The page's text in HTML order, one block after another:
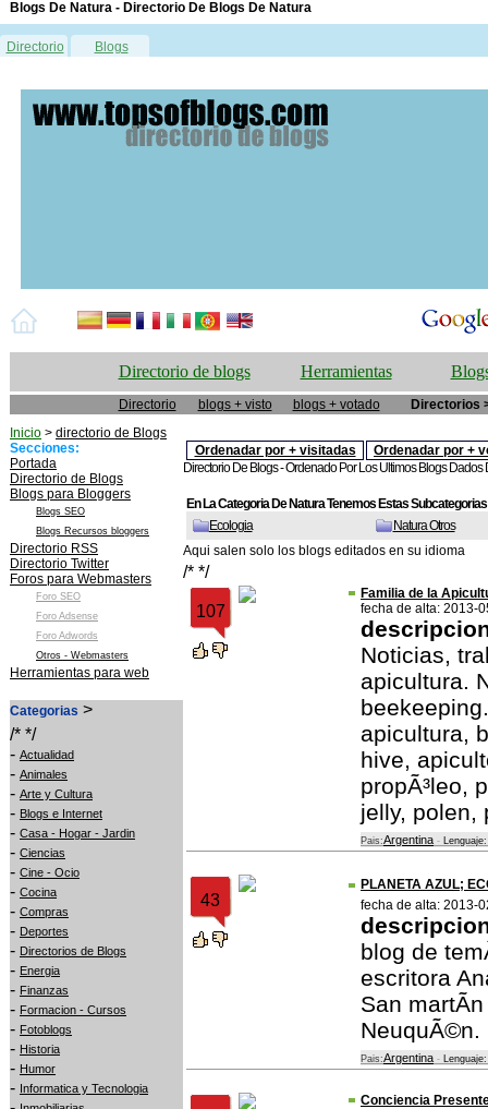
Blogs De Natura - Directorio De Blogs De Natura
Directorio Blogs
Directorio de blogs Herramientas
Directorio blogs + visto blogs + votado
Directorios
Inicio > directorio de Blogs
Secciones:
Portada
Directorio de Blogs
Blogs para Bloggers
Blogs SEO
Blogs Recursos bloggers
Directorio RSS
Directorio Twitter
Foros para Webmasters
Foro SEO
Foro Adsense
Foro Adwords
Otros - Webmasters
Herramientas para web
Categorias >
/* */
- Actualidad
- Animales
- Arte y Cultura
- Blogs e Internet
- Casa - Hogar - Jardin
- Ciencias
- Cine - Ocio
- Cocina
- Compras
- Deportes
- Directorios de Blogs
- Energia
- Finanzas
- Formacion - Cursos
- Fotoblogs
- Historia
- Humor
- Informatica y Tecnologia
Ordenadar por + visitadas
Ordenadar por +
Directorio De Blogs - Ordenado Por Los Ultimos Blogs Dados
En La Categoria De Natura Tenemos Estas
Ecologia
Natura Otros
Aqui salen solo los blogs editados en su idioma
/* */
107
Familia de la
fecha de alta: 2013-
Noticias,
apicultura.
apicultura,
hive,
propÃ³leo,
jelly, polen,
Pais:Argentina - Lenguaje:
43
PLANETA AZUL;
fecha de alta: 2013-
blog de
escritora
San
NeuquÃ©n.
Pais:Argentina - Lenguaje:
Conciencia